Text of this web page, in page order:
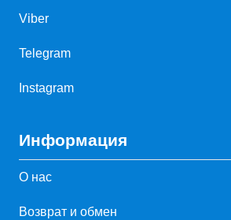
Viber
Telegram
Instagram
Информация
О нас
Возврат и обмен